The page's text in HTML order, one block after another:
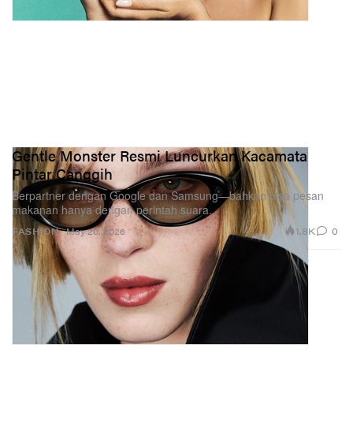
FASHION
Gentle Monster Resmi Luncurkan Kacamata
Pintar Canggih
Berpartner dengan Google dan Samsung—bahkan bisa pesan
makanan hanya dengan perintah suara.
May 20, 2026 1.8K 0